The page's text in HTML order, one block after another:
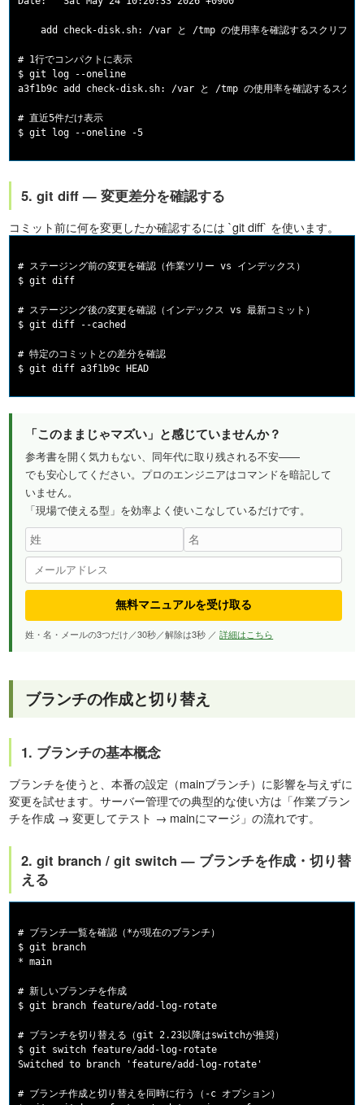
    add check-disk.sh: /var と /tmp の使用率を確認するスクリプト
# 1行でコンパクトに表示
$ git log --oneline
a3f1b9c add check-disk.sh: /var と /tmp の使用率を確認するスクリ
# 直近5件だけ表示
5. git diff — 変更差分を確認する
コミット前に何を変更したか確認するには `git diff` を使います。
# ステージング前の変更を確認（作業ツリー vs インデックス）
$ git diff
# ステージング後の変更を確認（インデックス vs 最新コミット）
$ git diff --cached
# 特定のコミットとの差分を確認
「このままじゃマズい」と感じていませんか？
参考書を開く気力もない、同年代に取り残される不安——
でも安心してください。プロのエンジニアはコマンドを暗記して
いません。
「現場で使える型」を効率よく使いこなしているだけです。
無料マニュアルを受け取る
姓・名・メールの3つだけ／30秒／解除は3秒 ／詳細はこちら
ブランチの作成と切り替え
1. ブランチの基本概念
ブランチを使うと、本番の設定（mainブランチ）に影響を与えずに
変更を試せます。サーバー管理での典型的な使い方は「作業ブラン
チを作成 → 変更してテスト → mainにマージ」の流れです。
2. git branch / git switch — ブランチを作成・切り替
える
# ブランチ一覧を確認（*が現在のブランチ）
$ git branch
* main
# 新しいブランチを作成
$ git branch feature/add-log-rotate
# ブランチを切り替える（git 2.23以降はswitchが推奨）
$ git switch feature/add-log-rotate
Switched to branch 'feature/add-log-rotate'
# ブランチ作成と切り替えを同時に行う（-c オプション）